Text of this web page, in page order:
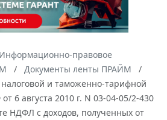
Информационно-правовое
Документы ленты ПРАЙМ
и таможенно-тарифной
6 августа 2010 г. N 03-04-05/2-430
НДФЛ с доходов, полученных от